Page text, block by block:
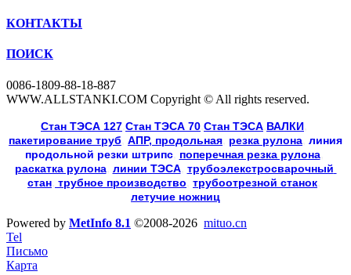
КОНТАКТЫ
ПОИСК
0086-1809-88-18-887
WWW.ALLSTANKI.COM Copyright © All rights reserved.
Cтан ТЭСА 127 Cтан ТЭСА 70 Cтан ТЭСА ВАЛКИ
пакетирование труб АПР, продольная резка рулона линия
продольной резки штрипс, поперечная резка рулона
раскатка рулона, линии ТЭСА, трубоэлекстросварочный
стан трубное производство трубоотрезной станок
летучие ножниц
Powered by MetInfo 8.1 ©2008-2026 mituo.cn
Tel
Письмо
Карта